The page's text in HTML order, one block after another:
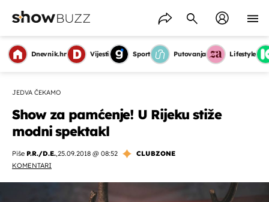
Dnevnik.hr Vijesti Sport Putovanja Lifestyle
JEDVA ČEKAMO
Show za pamćenje! U Rijeku stiže
modni spektakl
Piše P.R./D.E.,25.09.2018 @ 08:52
CLUBZONE
KOMENTARI